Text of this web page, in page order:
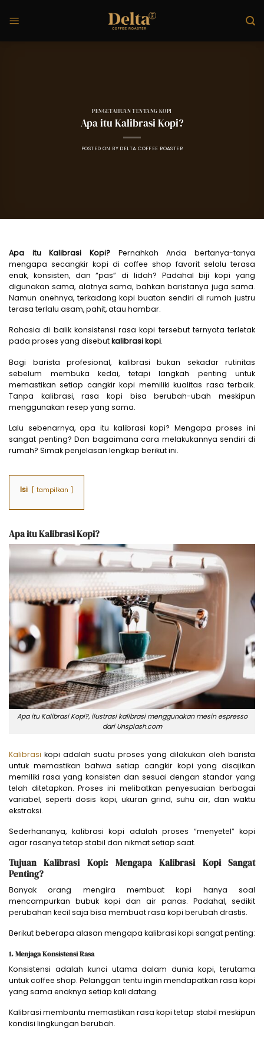
content
PENGETAHUAN TENTANG KOPI
Apa itu Kalibrasi Kopi?
POSTED ON BY DELTA COFFEE ROASTER
Apa itu Kalibrasi Kopi? Pernahkah Anda bertanya-tanya
mengapa secangkir kopi di coffee shop favorit selalu terasa
enak, konsisten, dan “pas” di lidah? Padahal biji kopi yang
digunakan sama, alatnya sama, bahkan baristanya juga sama.
Namun anehnya, terkadang kopi buatan sendiri di rumah justru
terasa terlalu asam, pahit, atau hambar.
Rahasia di balik konsistensi rasa kopi tersebut ternyata terletak
pada proses yang disebutkalibrasi kopi.
Bagi barista profesional, kalibrasi bukan sekadar rutinitas
sebelum membuka kedai, tetapi langkah penting untuk
memastikan setiap cangkir kopi memiliki kualitas rasa terbaik.
Tanpa kalibrasi, rasa kopi bisa berubah-ubah meskipun
menggunakan resep yang sama.
Lalu sebenarnya, apa itu kalibrasi kopi? Mengapa proses ini
sangat penting? Dan bagaimana cara melakukannya sendiri di
rumah? Simak penjelasan lengkap berikut ini.
Isi tampilkan
Apa itu Kalibrasi Kopi?
Apa itu Kalibrasi Kopi?, ilustrasi kalibrasi menggunakan mesin espresso
dari Unsplash.com
Kalibrasi kopi adalah suatu proses yang dilakukan oleh barista
untuk memastikan bahwa setiap cangkir kopi yang disajikan
memiliki rasa yang konsisten dan sesuai dengan standar yang
telah ditetapkan. Proses ini melibatkan penyesuaian berbagai
variabel, seperti dosis kopi, ukuran grind, suhu air, dan waktu
ekstraksi.
Sederhananya, kalibrasi kopi adalah proses “menyetel” kopi
agar rasanya tetap stabil dan nikmat setiap saat.
Tujuan Kalibrasi Kopi: Mengapa Kalibrasi Kopi Sangat
Penting?
Banyak orang mengira membuat kopi hanya soal
mencampurkan bubuk kopi dan air panas. Padahal, sedikit
perubahan kecil saja bisa membuat rasa kopi berubah drastis.
Berikut beberapa alasan mengapa kalibrasi kopi sangat penting:
1. Menjaga Konsistensi Rasa
Konsistensi adalah kunci utama dalam dunia kopi, terutama
untuk coffee shop. Pelanggan tentu ingin mendapatkan rasa kopi
yang sama enaknya setiap kali datang.
Kalibrasi membantu memastikan rasa kopi tetap stabil meskipun
kondisi lingkungan berubah.